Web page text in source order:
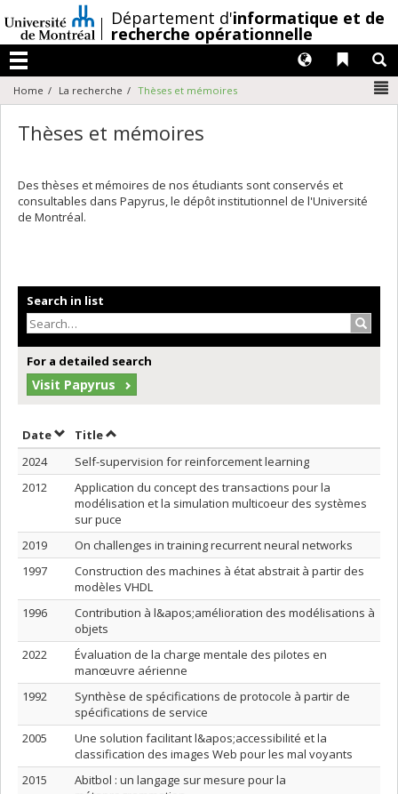
au
contenu
/Département d'informatique et de
recherche opérationnelle
Menu
Liens
Langues
Home La recherche Thèses et mémoires
Thèses et mémoires
Des thèses et mémoires de nos étudiants sont conservés et
consultables dans Papyrus, le dépôt institutionnel de l'Université
de Montréal.
Search in list
For a detailed search
Visit Papyrus
DateSort by date in ascending order
TitleSort by title in ascending order
2024
Self-supervision for reinforcement learning
2012
Application du concept des transactions pour la
modélisation et la simulation multicoeur des systèmes
sur puce
2019
On challenges in training recurrent neural networks
1997
Construction des machines à état abstrait à partir des
modèles VHDL
1996
Contribution à l&apos;amélioration des modélisations à
objets
2022
Évaluation de la charge mentale des pilotes en
manœuvre aérienne
1992
Synthèse de spécifications de protocole à partir de
spécifications de service
2005
Une solution facilitant l&apos;accessibilité et la
classification des images Web pour les mal voyants
2015
Abitbol : un langage sur mesure pour la